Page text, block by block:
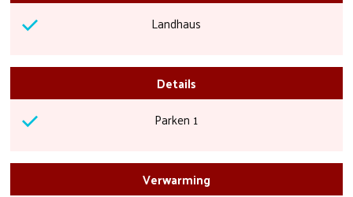
Landhaus
Details
Parken 1
Verwarming